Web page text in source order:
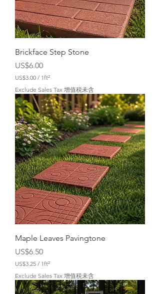
Brickface Step Stone
價格
US$6.00
US$3.00 / 1ft²
1
平
方
英
尺
U
S
$
3
.
0
0
Exclude Sales Tax 增值税未含
Maple Leaves Pavingtone
價格
US$6.50
US$3.25 / 1ft²
1
平
Exclude Sales Tax 增值税未含